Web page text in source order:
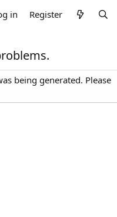
in Register
being generated. Please